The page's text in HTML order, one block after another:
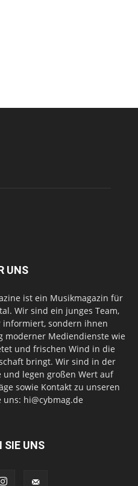
UNS
ist ein Musikmagazin für
Wir sind ein junges Team,
informiert, sondern ihnen
moderner Mediendienste wie
und frischen Wind in die
bringt. Wir sind in der
und legen großen Wert auf
sowie Kontakt zu unseren
hi@cybmag.de
SIE UNS